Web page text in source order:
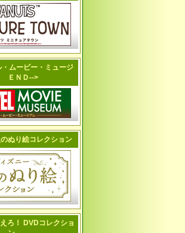
・ムービー・ミュージ
ＥＮＤ-->
ぬり絵コレクション
ろ！ DVDコレクショ